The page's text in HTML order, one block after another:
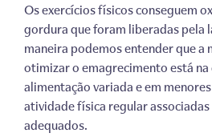
Os exercícios físicos conseguem
gordura que foram liberadas pela
maneira podemos entender que a
otimizar o emagrecimento está
alimentação variada e em
atividade física regular
adequados.